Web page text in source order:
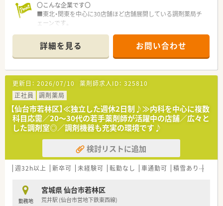
〇このような方にオススメです〇
■在宅経験があり、在宅対応スキルに更に磨きをかけたいとお考
えの方！
■在宅未経験だが、一からスキルを身に着けたいとお考えの方！
■管理薬剤師として店舗マネジメントの経験を積みたい。
■中規模の薬局で安定経営の企業で地域の方々に貢献したい。
〇こんな企業です〇
■東北・関東を中心に30店舗ほど店舗展開している調剤薬局チ
ェーンです。
宅・施設どちらも幅広く展開してる企業です。
■新卒・中途採用、双方行っており、特に若手が活躍している薬局
の多い会社です。e-ラーニング会社負担はもちろん、研修体制も
充実している会社です。
■今後の薬剤師業界の先を見据え、国の求める薬局ビジョンに沿
う店舗運営・社内教育を行っています。
※対人業務へ特化し、調剤の機械化・システムの導入に積極的
で、ドクター・患者様・その他コメディカルと連携し地域医療を支
える薬局作りを行っています
■患者様のために！地域医療への貢献を目指しています
■風通しが良い社風で積極的に学べる、挑戦出来る環境の社風で
す。大手ほど厳しいハードルを設けず、手を挙げてくれる社員に
はまず任せてみることを大事にしている薬局です。
■夏季・年末年始休暇の他、結婚休暇などの休暇制度が充実して
います。
〇こんな薬局です〇
■近隣の内科クリニックからの外来対応や、在宅への対応も今後
積極的に行っていく店舗です。
詳細を見る お問い合わせ
更新日： 2026/07/10 薬剤師求人ID： 325810
正社員
調剤薬局
【仙台市若林区】≪独立した週休2日制♪≫内科を中心に複数
科目応需／20～30代の若手薬剤師が活躍中の店舗／広々と
した調剤室◎／調剤機器も充実の環境です♪
検討リストに追加
週32h以上 新卒可 未経験可 転勤なし 車通勤可 積雪あり
勤務地
宮城県 仙台市若林区
荒井駅 (仙台市営地下鉄東西線)